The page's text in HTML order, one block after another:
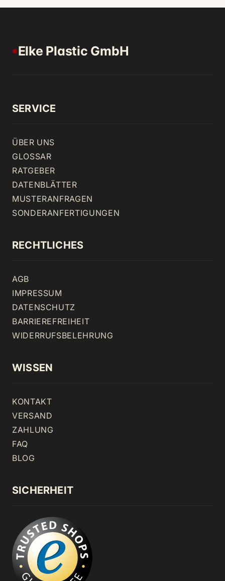
● Elke Plastic GmbH
SERVICE
ÜBER UNS
GLOSSAR
RATGEBER
DATENBLÄTTER
MUSTERANFRAGEN
SONDERANFERTIGUNGEN
RECHTLICHES
AGB
IMPRESSUM
DATENSCHUTZ
BARRIEREFREIHEIT
WIDERRUFSBELEHRUNG
WISSEN
KONTAKT
VERSAND
ZAHLUNG
FAQ
BLOG
SICHERHEIT